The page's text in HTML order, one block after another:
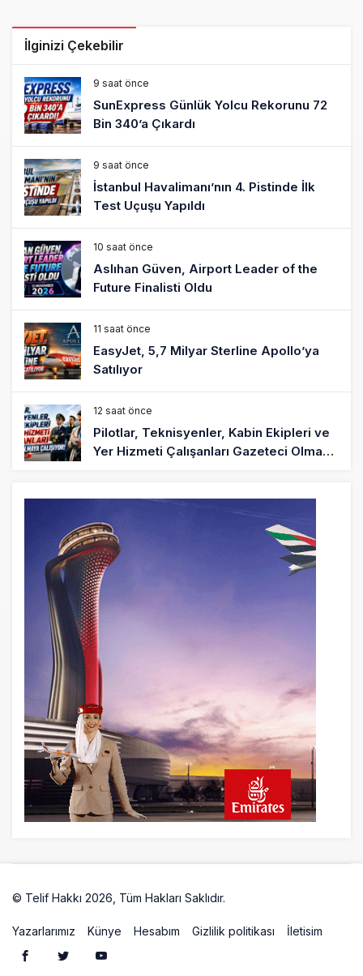
İlginizi Çekebilir
9 saat önce
SunExpress Günlük Yolcu Rekorunu 72
Bin 340’a Çıkardı
9 saat önce
İstanbul Havalimanı’nın 4. Pistinde İlk
Test Uçuşu Yapıldı
10 saat önce
Aslıhan Güven, Airport Leader of the
Future Finalisti Oldu
11 saat önce
EasyJet, 5,7 Milyar Sterline Apollo’ya
Satılıyor
12 saat önce
Pilotlar, Teknisyenler, Kabin Ekipleri ve
Yer Hizmeti Çalışanları Gazeteci Olmaya
BookingAgora’dan Dubai’ye iki FAM Trip
16 saat önce
AJet Uçuşlarıyla Rus Turist İçin Yeni
Türkiye Rotası
17 saat önce
Airbus Temmuz bilançosunu açıkladı:
204 yeni sipariş
18 saat önce
İstanbul uçağına polis köpeklerle girdi: 3
yolcu indirildi
18 saat önce
© Telif Hakkı 2026, Tüm Hakları Saklıdır.
Yazarlarımız Künye Hesabım Gizlilik politikası İletisim